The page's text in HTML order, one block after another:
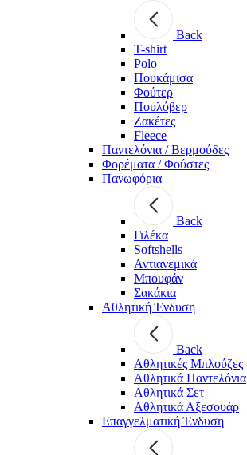
Back
T-shirt
Polo
Πουκάμισα
Φούτερ
Πουλόβερ
Ζακέτες
Fleece
Παντελόνια / Βερμούδες
Φορέματα / Φούστες
Πανωφόρια
Back
Γιλέκα
Softshells
Αντιανεμικά
Μπουφάν
Σακάκια
Αθλητική Ένδυση
Back
Aθλητικές Μπλούζες
Αθλητικά Παντελόνια
Αθλητικά Σετ
Αθλητικά Αξεσουάρ
Επαγγελματική Ένδυση